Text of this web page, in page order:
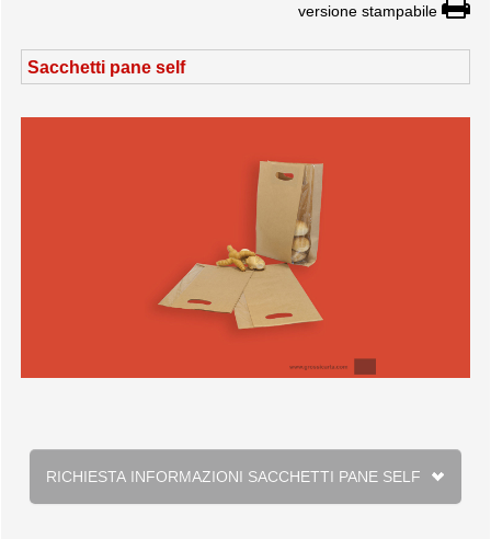
versione stampabile
Sacchetti pane self
RICHIESTA INFORMAZIONI SACCHETTI PANE SELF